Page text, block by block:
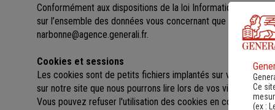
Conformément aux dispositions de la loi Informatique et
sur l’ensemble des données vous concernant que vous
narbonne@agence.generali.fr.
Cookies et sessions
Les cookies sont de petits fichiers implantés sur votre
sur notre site que nous pourrons lire lors de vos visites
Vous pouvez refuser l'utilisation des cookies en configurant
Ce
(ex :